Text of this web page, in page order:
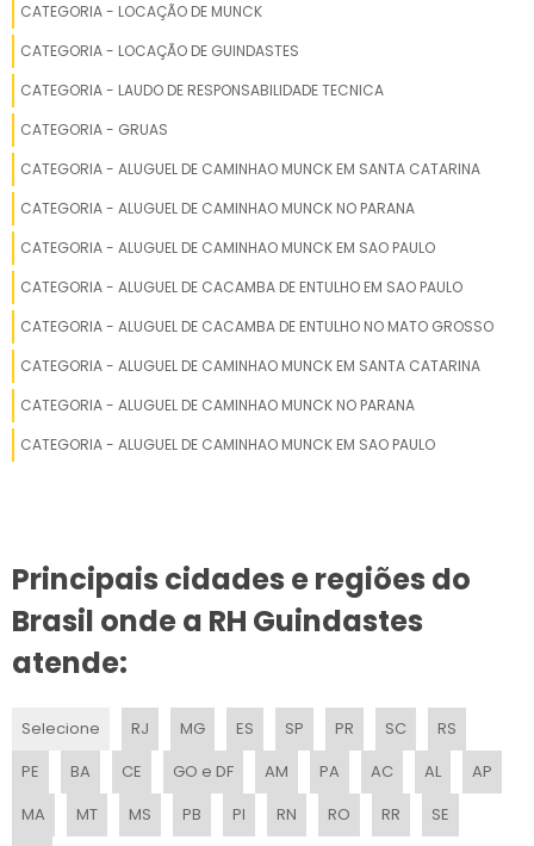
LOCAÇÃO DE GUINDASTE EM SÃO PAULO
ALUGAR GUINDASTE GIGANTE
ALUGUEL DE GUINDASTE CAMINHÃO MUNCK
PREÇO DE LOCAÇÃO DE GUINDASTES
LOCAÇÃO DE GUINDASTE 100 TONELADAS
LOCAÇÃO DE CAMINHÃO POLI GUINDASTE TRIPLO
LOCAÇÃO DE GUINDASTE AUTOPROPELIDO
LOCAÇÃO DE GUINDASTE COM OPERADOR
LOCAÇÃO DE GUINDASTE 70 TONELADAS
CATEGORIA - LOCAÇÃO DE MUNCK
CATEGORIA - LOCAÇÃO DE GUINDASTES
CATEGORIA - LAUDO DE RESPONSABILIDADE TECNICA
CATEGORIA - GRUAS
CATEGORIA - ALUGUEL DE CAMINHAO MUNCK EM SANTA CATARINA
CATEGORIA - ALUGUEL DE CAMINHAO MUNCK NO PARANA
CATEGORIA - ALUGUEL DE CAMINHAO MUNCK EM SAO PAULO
CATEGORIA - ALUGUEL DE CACAMBA DE ENTULHO EM SAO PAULO
CATEGORIA - ALUGUEL DE CACAMBA DE ENTULHO NO MATO GROSSO
CATEGORIA - ALUGUEL DE CAMINHAO MUNCK EM SANTA CATARINA
CATEGORIA - ALUGUEL DE CAMINHAO MUNCK NO PARANA
CATEGORIA - ALUGUEL DE CAMINHAO MUNCK EM SAO PAULO
Principais cidades e regiões do
Brasil onde a RH Guindastes
atende:
Selecione RJ MG ES SP PR SC
RS
PE
BA CE GO e DF AM PA AC AL
AP
MA
MT MS PB PI RN RO RR
SE